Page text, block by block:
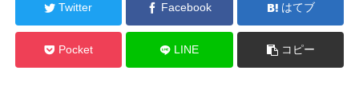
Twitter Facebook はてブ
Pocket LINE コピー